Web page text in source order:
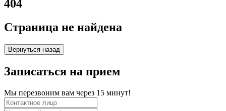
404
Страница не найдена
Вернуться назад
Записаться на прием
Мы перезвоним вам через 15 минут!